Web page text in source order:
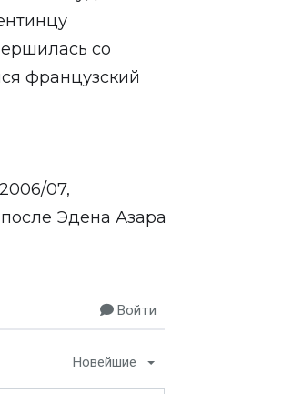
со
французский
07,
Эдена Азара
Войти
Новейшие